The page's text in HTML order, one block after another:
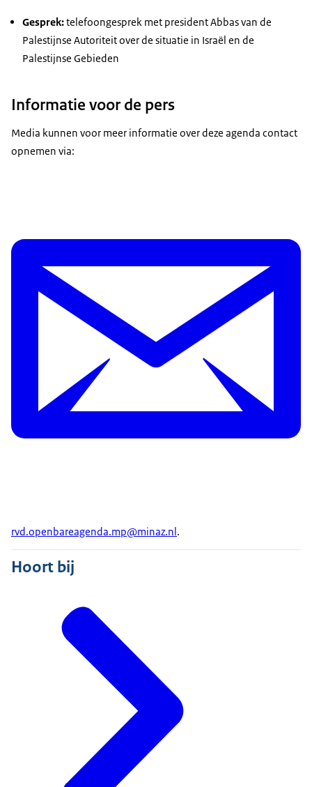
Gesprek:telefoongesprek met president Abbas van de
Palestijnse Autoriteitover de situatie in Israël en de
Palestijnse Gebieden
Informatie voor de pers
Media kunnen voor meer informatie over deze agenda contact
opnemen via:
rvd.openbareagenda.mp@minaz.nl .
Hoort bij